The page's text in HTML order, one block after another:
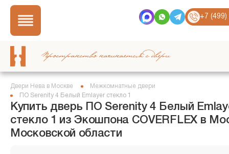
+7
Пространство начинается с двери
Двери Нева в Москве
Межкомнатные двери
ПО Serenity 4 Белый Emlayer стекло 1
Купить дверь ПО Serenity 4 Белый
стекло 1 из Экошпона COVERFLEX в
Московской области